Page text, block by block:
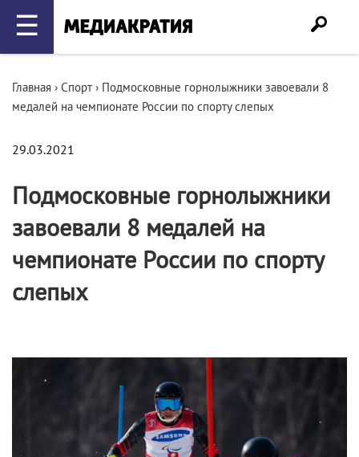
☰
Главная › Спорт › Подмосковные горнолыжники завоевали 8
медалей на чемпионате России по спорту слепых
29.03.2021
Подмосковные горнолыжники
завоевали 8 медалей на
чемпионате России по спорту
слепых